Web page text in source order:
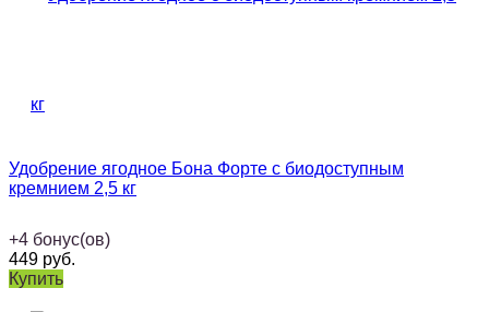
Удобрение ягодное Бона Форте с биодоступным
кремнием 2,5 кг
+4 бонус(ов)
449 руб.
Купить